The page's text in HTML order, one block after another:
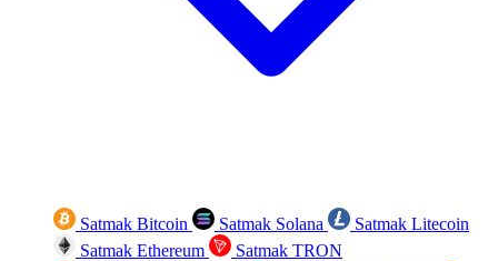
Satmak Bitcoin Satmak Solana
Satmak Litecoin
Satmak Ethereum
Satmak TRON